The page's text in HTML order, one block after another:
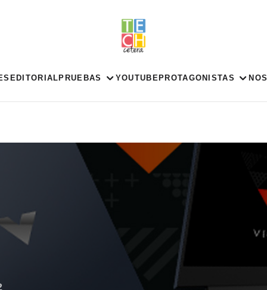
EDITORIAL PRUEBAS YOUTUBE PROTAGONISTAS